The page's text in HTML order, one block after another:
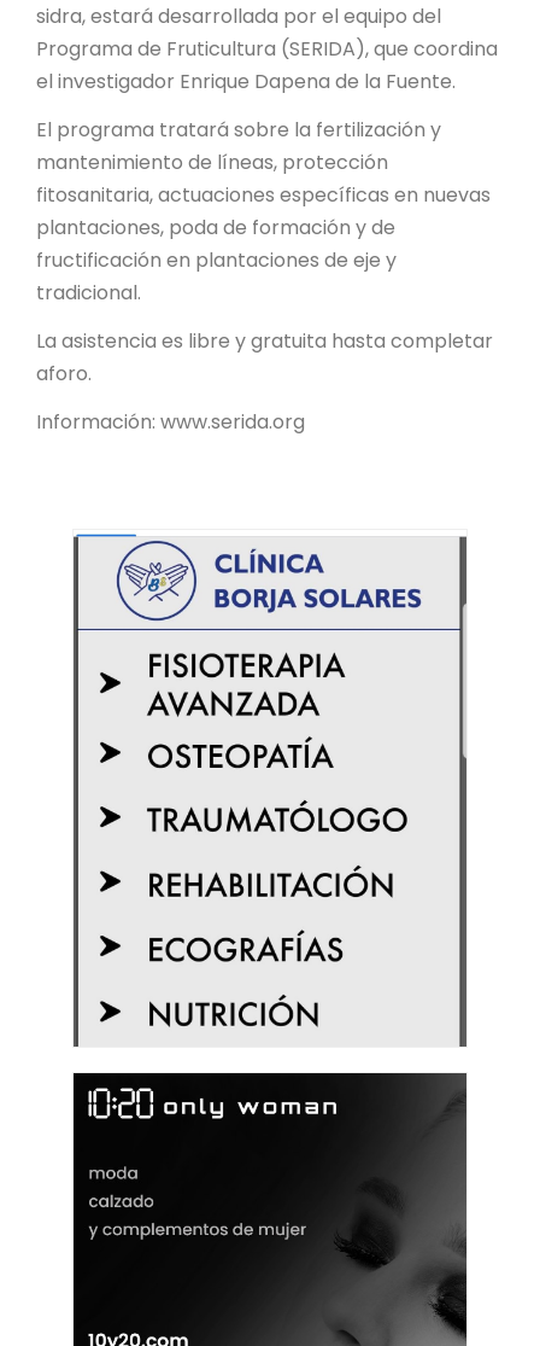
sidra, estará desarrollada por el equipo del
Programa de Fruticultura (SERIDA), que coordina
el investigador Enrique Dapena de la Fuente.
El programa tratará sobre la fertilización y
mantenimiento de líneas, protección
fitosanitaria, actuaciones específicas en nuevas
plantaciones, poda de formación y de
fructificación en plantaciones de eje y
tradicional.
La asistencia es libre y gratuita hasta completar
aforo.
Información: www.serida.org